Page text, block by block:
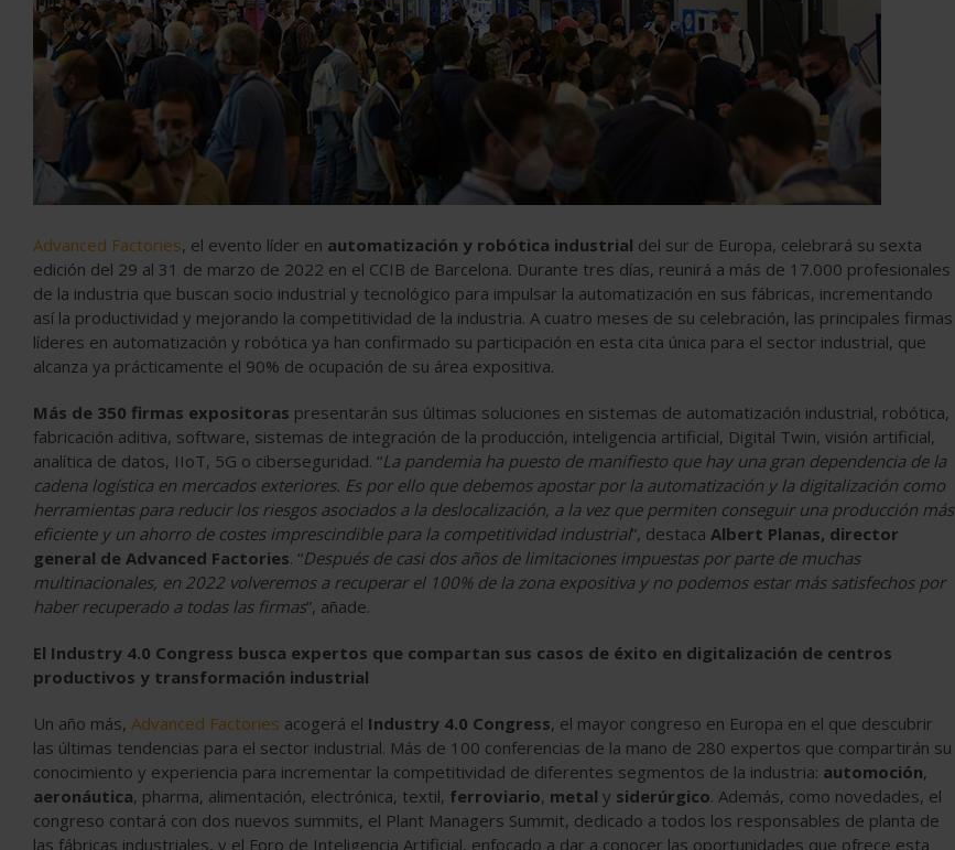
Advanced Factories, el evento líder en automatización y robótica industrial del sur de Europa, celebrará su sexta
edición del 29 al 31 de marzo de 2022 en el CCIB de Barcelona. Durante tres días, reunirá a más de 17.000 profesionales
de la industria que buscan socio industrial y tecnológico para impulsar la automatización en sus fábricas, incrementando
así la productividad y mejorando la competitividad de la industria. A cuatro meses de su celebración, las principales firmas
líderes en automatización y robótica ya han confirmado su participación en esta cita única para el sector industrial, que
alcanza ya prácticamente el 90% de ocupación de su área expositiva.
Más de 350 firmas expositoras presentarán sus últimas soluciones en sistemas de automatización industrial, robótica,
fabricación aditiva, software, sistemas de integración de la producción, inteligencia artificial, Digital Twin, visión artificial,
analítica de datos, IIoT, 5G o ciberseguridad. “La pandemia ha puesto de manifiesto que hay una gran dependencia de la
cadena logística en mercados exteriores. Es por ello que debemos apostar por la automatización y la digitalización como
herramientas para reducir los riesgos asociados a la deslocalización, a la vez que permiten conseguir una producción más
eficiente y un ahorro de costes imprescindible para la competitividad industrial”, destaca Albert Planas, director
general de Advanced Factories. “Después de casi dos años de limitaciones impuestas por parte de muchas
multinacionales, en 2022 volveremos a recuperar el 100% de la zona expositiva y no podemos estar más satisfechos por
haber recuperado a todas las firmas”, añade.
El Industry 4.0 Congress busca expertos que compartan sus casos de éxito en digitalización de centros
productivos y transformación industrial
Un año más, Advanced Factories acogerá el Industry 4.0 Congress, el mayor congreso en Europa en el que descubrir
las últimas tendencias para el sector industrial. Más de 100 conferencias de la mano de 280 expertos que compartirán su
conocimiento y experiencia para incrementar la competitividad de diferentes segmentos de la industria: automoción,
aeronáutica, pharma, alimentación, electrónica, textil, ferroviario, metal y siderúrgico. Además, como novedades, el
congreso contará con dos nuevos summits, el Plant Managers Summit, dedicado a todos los responsables de planta de
las fábricas industriales, y el Foro de Inteligencia Artificial, enfocado a dar a conocer las oportunidades que ofrece esta